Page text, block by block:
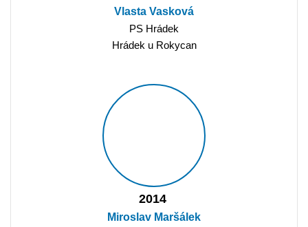
Vlasta Vasková
PS Hrádek
Hrádek u Rokycan
2014
Miroslav Maršálek